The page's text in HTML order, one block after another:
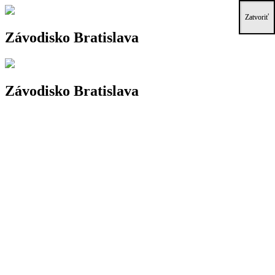
Závodisko Bratislava
Závodisko Bratislava
Zatvoriť
Zatvoriť
Zatvoriť
Zatvoriť
Zatvoriť
Zatvoriť
Zatvoriť
Zatvoriť
Zatvoriť
Zatvoriť
Zatvoriť